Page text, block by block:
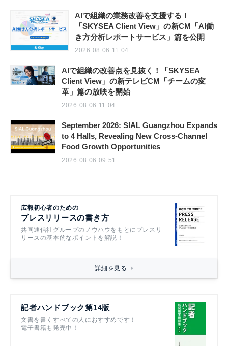
AIで組織の業務改善を支援する！
「SKYSEA Client View」の新CM「AI働
き方分析レポートサービス」篇を公開
2026.08.06 11:04
AIで組織の改善点を見抜く！「SKYSEA
Client View」の新テレビCM「チームの変
革」篇の放映を開始
2026.08.06 11:04
September 2026: SIAL Guangzhou Expands
to 4 Halls, Revealing New Cross-Channel
Food Growth Opportunities
2026.08.06 09:51
広報初心者のための
プレスリリースの書き方
共同通信社グループのノウハウをもとにプレスリ
リースの基本的なポイントを解説！
詳細を見る
記者ハンドブック第14版
文書を書くすべての人におすすめです！
電子書籍も発売中！